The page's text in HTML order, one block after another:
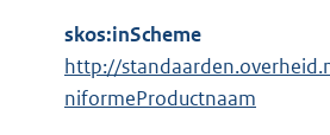
skos:inScheme
http://
niformeProductnaam